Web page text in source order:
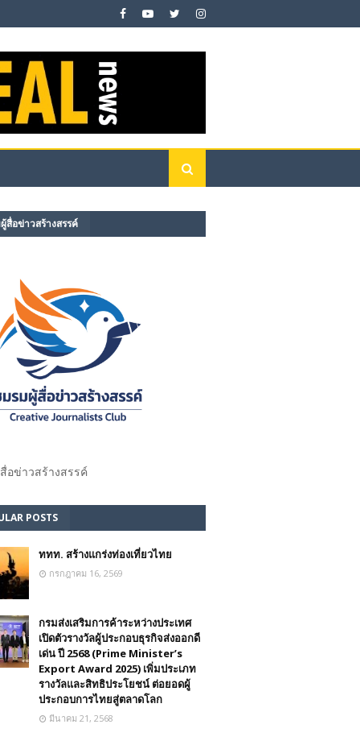
สื่อข่าวสร้างสรรค์​
อข่าวสร้างสรรค์​
POSTS
ททท. สร้างแกร่งท่องเที่ยวไทย
กรกฎาคม 16, 2569
กรมส่งเสริมการค้าระหว่างประเทศ
เปิดตัวรางวัลผู้ประกอบธุรกิจส่งออกดี
เด่น ปี 2568 (Prime Minister’s
Export Award 2025) เพิ่มประเภท
รางวัลและสิทธิประโยชน์ ต่อยอดผู้
ประกอบการไทยสู่ตลาดโลก
มีนาคม 21, 2568